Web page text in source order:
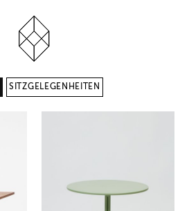
SITZGELEGENHEITEN